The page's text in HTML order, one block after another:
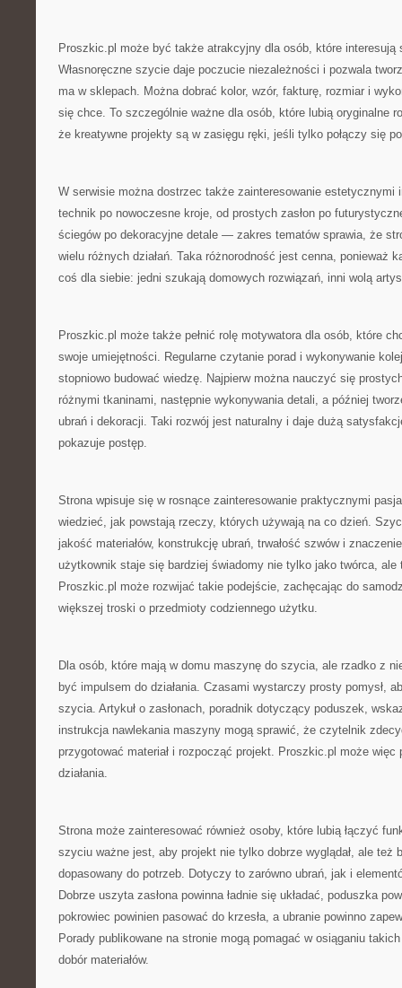
Proszkic.pl może być także atrakcyjny dla osób, które interesują
Własnoręczne szycie daje poczucie niezależności i pozwala
ma w sklepach. Można dobrać kolor, wzór, fakturę, rozmiar i
się chce. To szczególnie ważne dla osób, które lubią oryginalne
że kreatywne projekty są w zasięgu ręki, jeśli tylko połączy się
W serwisie można dostrzec także zainteresowanie estetycznymi
technik po nowoczesne kroje, od prostych zasłon po
ściegów po dekoracyjne detale — zakres tematów sprawia, że
wielu różnych działań. Taka różnorodność jest cenna, ponieważ
coś dla siebie: jedni szukają domowych rozwiązań, inni wolą
Proszkic.pl może także pełnić rolę motywatora dla osób, które
swoje umiejętności. Regularne czytanie porad i wykonywanie
stopniowo budować wiedzę. Najpierw można nauczyć się
różnymi tkaninami, następnie wykonywania detali, a później
ubrań i dekoracji. Taki rozwój jest naturalny i daje dużą
pokazuje postęp.
Strona wpisuje się w rosnące zainteresowanie praktycznymi
wiedzieć, jak powstają rzeczy, których używają na co dzień.
jakość materiałów, konstrukcję ubrań, trwałość szwów i
użytkownik staje się bardziej świadomy nie tylko jako twórca, ale
Proszkic.pl może rozwijać takie podejście, zachęcając do
większej troski o przedmioty codziennego użytku.
Dla osób, które mają w domu maszynę do szycia, ale rzadko z
być impulsem do działania. Czasami wystarczy prosty pomysł,
szycia. Artykuł o zasłonach, poradnik dotyczący poduszek,
instrukcja nawlekania maszyny mogą sprawić, że czytelnik
przygotować materiał i rozpocząć projekt. Proszkic.pl może więc
działania.
Strona może zainteresować również osoby, które lubią łączyć
szyciu ważne jest, aby projekt nie tylko dobrze wyglądał, ale też
dopasowany do potrzeb. Dotyczy to zarówno ubrań, jak i
Dobrze uszyta zasłona powinna ładnie się układać, poduszka
pokrowiec powinien pasować do krzesła, a ubranie powinno
Porady publikowane na stronie mogą pomagać w osiąganiu
dobór materiałów.